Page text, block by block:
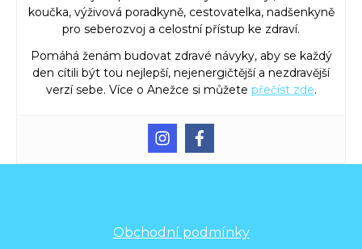
koučka, výživová poradkyně, cestovatelka, nadšenkyně
pro seberozvoj a celostní přístup ke zdraví.
Pomáhá ženám budovat zdravé návyky, aby se každý
den cítili být tou nejlepší, nejenergičtější a nezdravější
verzí sebe. Více o Anežce si můžete přečíst zde.
Obchodní podmínky